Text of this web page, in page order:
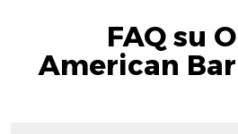
FAQ su
American